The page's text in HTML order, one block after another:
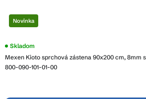
Novinka
Mexen Kioto sprchová zástena 90x200 cm, 8mm
800-090-101-01-00
Priemerné
produktu
je
Skladom